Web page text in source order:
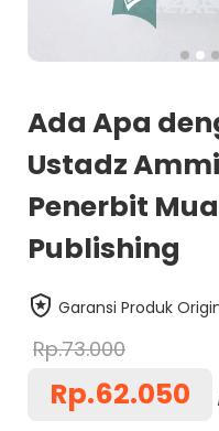
Ada Apa
Ustadz
Penerbit
Publishing
Garansi Produk
Rp.73.000
Rp.62.050